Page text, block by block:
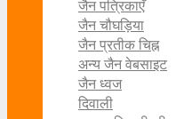
जैन पत्रिकाएँ
जैन चौघड़िया
जैन प्रतीक चिह्न
अन्य जैन वेबसाइट
जैन ध्वज
दिवाली